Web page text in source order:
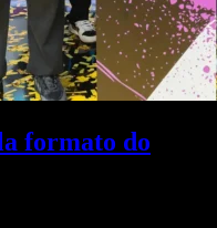
formato do